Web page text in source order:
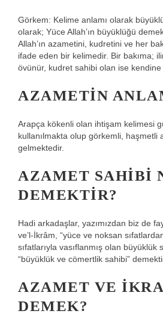
Görkem: Kelime anlamı olarak
olarak; Yüce Allah’ın büyüklüğü
Allah’ın azametini, kudretini ve her
ifade eden bir kelimedir. Bir bakıma;
övünür, kudret sahibi olan ise kendine
AZAMETIN
Arapça kökenli olan ihtişam kelimesi
kullanılmakta olup görkemli, haşmetli
gelmektedir.
AZAMET SAHIBI
DEMEKTIR?
Hadi arkadaşlar, yazımızdan biz de
ve’l-İkrâm, “yüce ve noksan
sıfatlarıyla vasıflanmış olan büyüklük
“büyüklük ve cömertlik sahibi”
AZAMET VE
DEMEK?